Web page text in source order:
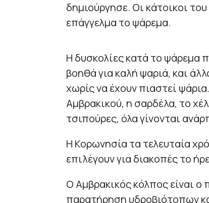
δημιούργησε. Οι κάτοικοι
επάγγελμα το ψάρεμα.
Η δυσκολίες κατά το ψάρεμα
βοηθά για καλή ψαριά, και
χωρίς να έχουν πιαστεί
Αμβρακικού, η σαρδέλα, το
τσιπούρες, όλα γίνονται
Η Κορωνησία τα τελευταία
επιλέγουν για διακοπές το
Ο Αμβρακικός κόλπος είναι
παρατήρηση υδροβιότοπων